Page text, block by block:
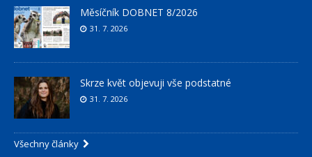
Měsíčník DOBNET 8/2026
31. 7. 2026
Skrze květ objevuji vše podstatné
31. 7. 2026
Všechny články